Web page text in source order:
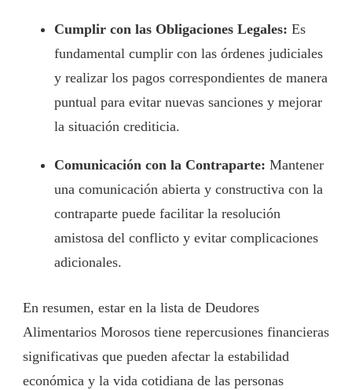
Cumplir con las Obligaciones Legales: Es
fundamental cumplir con las órdenes judiciales
y realizar los pagos correspondientes de manera
puntual para evitar nuevas sanciones y mejorar
la situación crediticia.
Comunicación con la Contraparte: Mantener
una comunicación abierta y constructiva con la
contraparte puede facilitar la resolución
amistosa del conflicto y evitar complicaciones
adicionales.
En resumen, estar en la lista de Deudores
Alimentarios Morosos tiene repercusiones financieras
significativas que pueden afectar la estabilidad
económica y la vida cotidiana de las personas